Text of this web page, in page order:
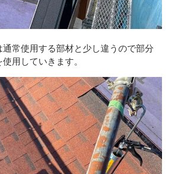
常使用する部材と少し違うので部分
用していきます。